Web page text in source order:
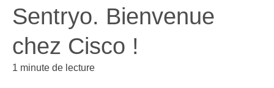
Sentryo. Bienvenue
chez Cisco !
1 minute de lecture